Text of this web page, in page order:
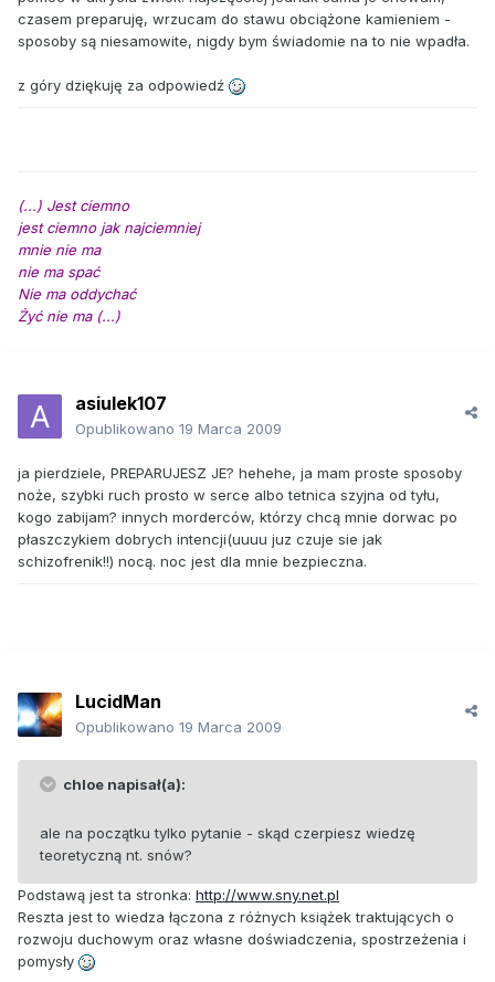
czasem preparuję, wrzucam do stawu obciążone kamieniem -
sposoby są niesamowite, nigdy bym świadomie na to nie wpadła.
z góry dziękuję za odpowiedź
(...) Jest ciemno
jest ciemno jak najciemniej
mnie nie ma
nie ma spać
Nie ma oddychać
Żyć nie ma (...)
asiulek107
Opublikowano 19 Marca 2009
ja pierdziele, PREPARUJESZ JE? hehehe, ja mam proste sposoby
noże, szybki ruch prosto w serce albo tetnica szyjna od tyłu,
kogo zabijam? innych morderców, którzy chcą mnie dorwac po
płaszczykiem dobrych intencji(uuuu juz czuje sie jak
schizofrenik!!) nocą. noc jest dla mnie bezpieczna.
LucidMan
Opublikowano 19 Marca 2009
chloe napisał(a):
ale na początku tylko pytanie - skąd czerpiesz wiedzę
teoretyczną nt. snów?
Podstawą jest ta stronka: http://www.sny.net.pl
Reszta jest to wiedza łączona z różnych książek traktujących o
rozwoju duchowym oraz własne doświadczenia, spostrzeżenia i
pomysły